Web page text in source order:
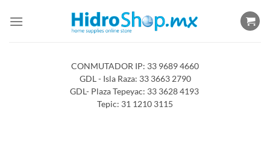
CONMUTADOR IP: 33 9689 4660
GDL - Isla Raza: 33 3663 2790
GDL- Plaza Tepeyac: 33 3628 4193
Tepic: 31 1210 3115